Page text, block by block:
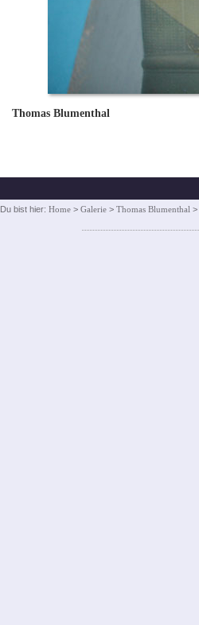
Thomas Blumenthal
Du bist hier: Home > Galerie > Thomas Blumenthal >